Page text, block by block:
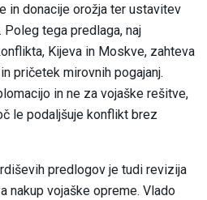
in donacije orožja ter ustavitev
Poleg tega predlaga, naj
Kijeva in Moskve, zahteva
pričetek mirovnih pogajanj.
in ne za vojaške rešitve,
le podaljšuje konflikt brez
predlogov je tudi revizija
nakup vojaške opreme. Vlado